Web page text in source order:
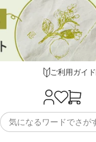
ご利用ガイド